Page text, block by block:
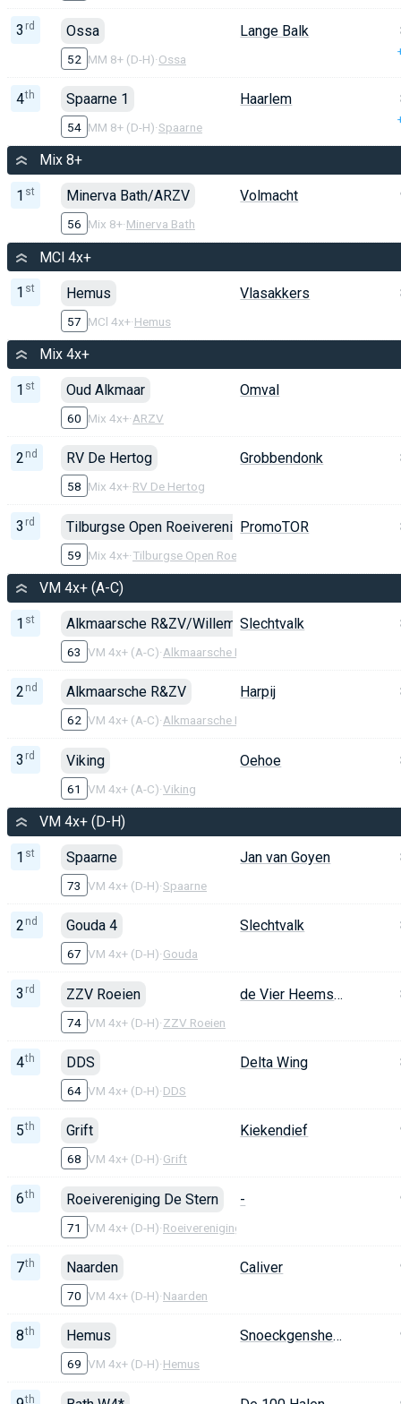
3 rd Ossa
52 MM 8+ (D-H)·Ossa
Lange Balk
4th Spaarne 1
54 MM 8+ (D-H)·Spaarne
Haarlem
Mix 8+
1 st Minerva Bath/ARZV
56 Mix 8+·Minerva Bath
Volmacht
MCl 4x+
1 st Hemus
57 MCl 4x+·Hemus
Vlasakkers
Mix 4x+
1 st Oud Alkmaar
60 Mix 4x+·ARZV
Omval
2 nd RV De Hertog
58 Mix 4x+·RV De Hertog
Grobbendonk
3 rd Tilburgse Open Roeivereniging
59 Mix 4x+·Tilburgse Open Roeivereniging
PromoTOR
VM 4x+ (A-C)
1 st Alkmaarsche R&ZV/Willem III
63 VM 4x+ (A-C)·Alkmaarsche R&ZV
Slechtvalk
2 nd Alkmaarsche R&ZV
62 VM 4x+ (A-C)·Alkmaarsche R&ZV
Harpij
3 rd Viking
61 VM 4x+ (A-C)·Viking
Oehoe
VM 4x+ (D-H)
1 st Spaarne
73 VM 4x+ (D-H)·Spaarne
Jan van Goyen
2 nd Gouda 4
67 VM 4x+ (D-H)·Gouda
Slechtvalk
3 rd ZZV Roeien
74 VM 4x+ (D-H)·ZZV Roeien
de Vier Heemskinderen
4th DDS
64 VM 4x+ (D-H)·DDS
Delta Wing
5th Grift
68 VM 4x+ (D-H)·Grift
Kiekendief
6th Roeivereniging De Stern
71 VM 4x+ (D-H)·Roeivereniging De Stern
-
7th Naarden
70 VM 4x+ (D-H)·Naarden
Caliver
8th Hemus
69 VM 4x+ (D-H)·Hemus
Snoeckgensheuvel
th